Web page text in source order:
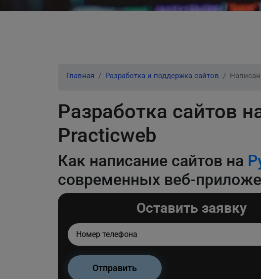
Главная Разработка и поддержка сайтов
Разработка сайтов
Practicweb
Как написание сайтов на
современных веб-
Оставить заявку